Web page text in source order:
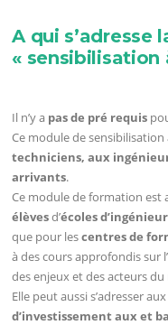
A qui s’adresse
« sensibilisation
Il n’y a pas de pré requis
Ce module de sensibilisation
techniciens, aux
arrivants.
Ce module de formation est
élèvesd’écoles
que pour lescentres de
à des cours approfondis sur
des enjeux et des acteurs
Elle peut aussi s’adresser
d’investissement aux et